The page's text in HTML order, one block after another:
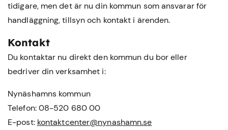
tidigare, men det är nu din kommun som ansvarar för
handläggning, tillsyn och kontakt i ärenden.
Kontakt
Du kontaktar nu direkt den kommun du bor eller
bedriver din verksamhet i:
Nynäshamns kommun
Telefon: 08-520 680 00
E-post: kontaktcenter@nynashamn.se